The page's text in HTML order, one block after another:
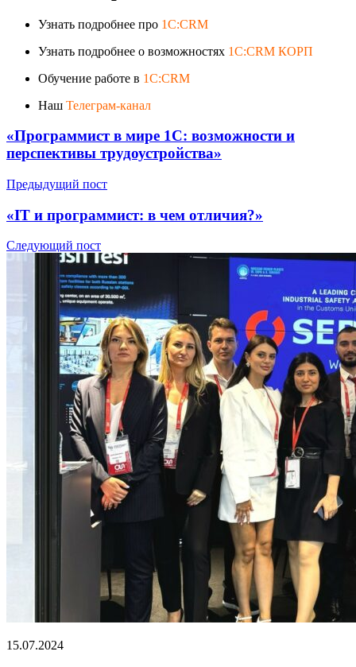
Узнать подробнее про 1C:CRM
Узнать подробнее о возможностях 1C:CRM КОРП
Обучение работе в 1C:CRM
Наш Телеграм-канал
«Программист в мире 1С: возможности и
перспективы трудоустройства»
Предыдущий пост
«IT и программист: в чем отличия?»
Следующий пост
15.07.2024